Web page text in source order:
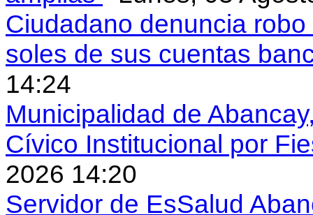
Ciudadano denuncia
soles de sus cuentas
14:24
Municipalidad de
Cívico Institucional por
2026 14:20
Servidor de EsSalud